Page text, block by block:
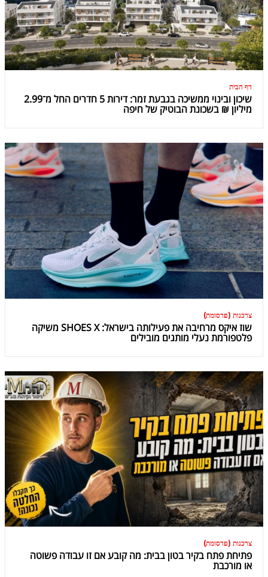
דף הבית
שיכון ובינוי ממשיכה בגבעת זמר: דירות 5 חדרים החל מ־2.99
מיליון ₪ בשכונת הבוטיק של חיפה
צרכנות (פרסומת)
שוז איקס מרחיבה את פעילותה בישראל: SHOES X משיקה
פלטפורמת נעלי מותגים מובילים
צרכנות (פרסומת)
פתיחת פתח בקיר בטון בבית: מה קובע אם זו עבודה פשוטה
או מורכבת